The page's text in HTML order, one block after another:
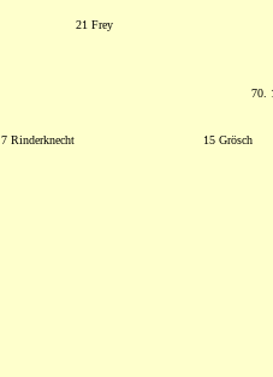
21 Frey
70.
7 Rinderknecht 15 Grösch